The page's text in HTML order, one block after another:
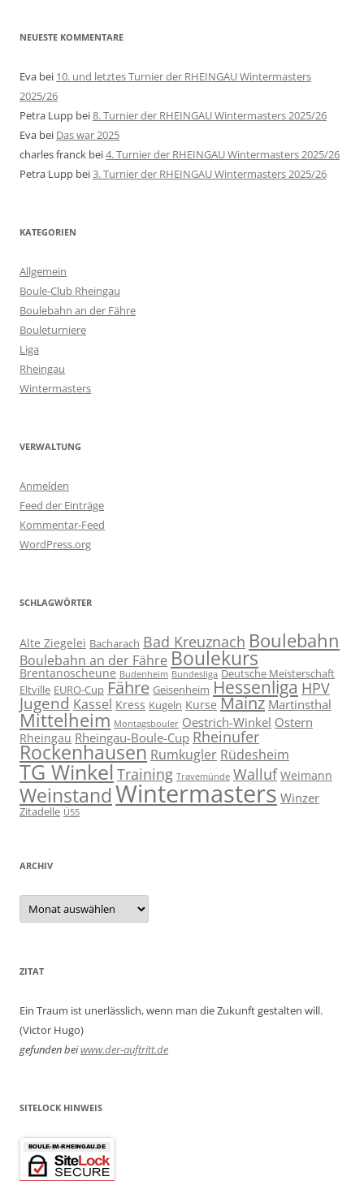
NEUESTE KOMMENTARE
Eva bei 10. und letztes Turnier der RHEINGAU Wintermasters
2025/26
Petra Lupp bei8. Turnier der RHEINGAU Wintermasters 2025/26
Eva bei Das war 2025
charles franck bei4. Turnier der RHEINGAU Wintermasters 2025/26
Petra Lupp bei3. Turnier der RHEINGAU Wintermasters 2025/26
KATEGORIEN
Allgemein
Boule-Club Rheingau
Boulebahn an der Fähre
Bouleturniere
Liga
Rheingau
Wintermasters
VERWALTUNG
Anmelden
Feed der Einträge
Kommentar-Feed
WordPress.org
SCHLAGWÖRTER
Alte Ziegelei Bacharach Bad Kreuznach Boulebahn
Boulebahn an der Fähre Boulekurs
Brentanoscheune Budenheim Bundesliga Deutsche Meisterschaft
Eltville EURO-Cup Fähre Geisenheim Hessenliga HPV
Jugend Kassel Kress Kugeln Kurse Mainz Martinsthal
Mittelheim Montagsbouler Oestrich-Winkel Ostern
Rheingau Rheingau-Boule-Cup Rheinufer
Rockenhausen Rumkugler Rüdesheim
TG WinkelTraining Travemünde Walluf Weimann
WeinstandWintermasters Winzer
Zitadelle Ü55
ARCHIV
Archiv
ZITAT
Ein Traum ist unerlässlich, wenn man die Zukunft gestalten will.
(Victor Hugo)
gefunden beiwww.der-auftritt.de
SITELOCK HINWEIS